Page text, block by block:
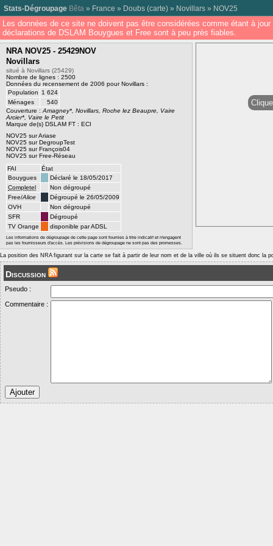
Stats-Dégroupage Bêta » France » Doubs (carte) » Novillars » NOV25
Les données de ce site ne doivent pas être considérées comme étant à
déclarations de DSLAM Bouygues et Free sont à peu près fiables.
NRA NOV25 - 25429NOV
Novillars
situé à Novillars (25429)
Nombre de lignes : 2500
Données du recensement de 2006 pour Novillars :
Population
1 624
Ménages
540
Couverture : Amagney*, Novillars, Roche lez Beaupre, Vaire
Arcier*, Vaire le Petit
Marque de(s) DSLAM FT : ECI
NOV25 sur Ariase
NOV25 sur DegroupTest
NOV25 sur François04
NOV25 sur Free-Réseau
FAI
État
Bouygues
Déclaré le 18/05/2017
Completel
Non dégroupé
Free/Alice
Dégroupé le 26/05/2009
OVH
Non dégroupé
SFR
Dégroupé
TV Orange
disponible par ADSL
Les informations de dégroupage de cette page sont fournies à titre indicatif et n'engagent
pas les fournisseurs d'accès. Les prévisions de dégroupage ne sont pas des promesses.
La position des NRA figurant sur la carte se fait à partir de leur nom et de la ville où ils se situent donc la
Discussion
Pseudo :
Commentaire :